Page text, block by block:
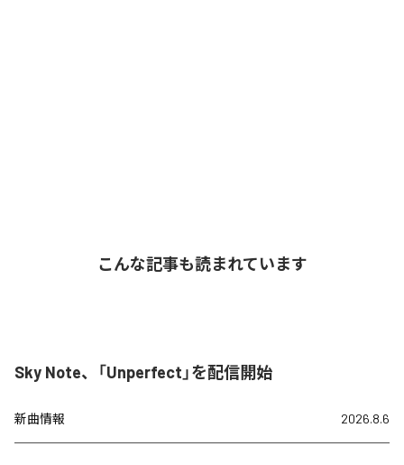
こんな記事も読まれています
Sky Note、「Unperfect」を配信開始
新曲情報 2026.8.6